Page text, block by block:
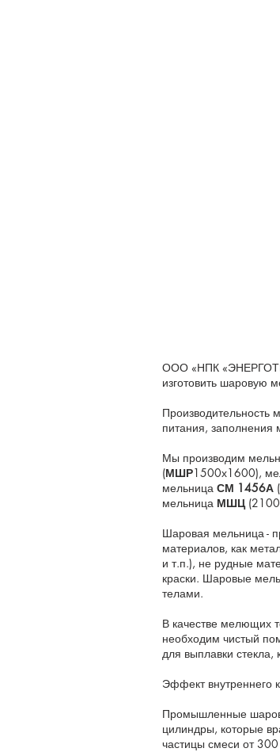
ООО «НПК
изготовить шаровую
Производительность
питания,
Мы производим
(МШР1500х1600),
мельница СМ 1456А
мельница МШЦ
Шаровая мельница -
материалов, как
и т.п.), не рудные
краски. Шаровые
телами.
В качестве мелющих
необходим чистый
для выплавки
Эффект внутреннего
Промышленные
цилиндры, которые
частицы смеси от